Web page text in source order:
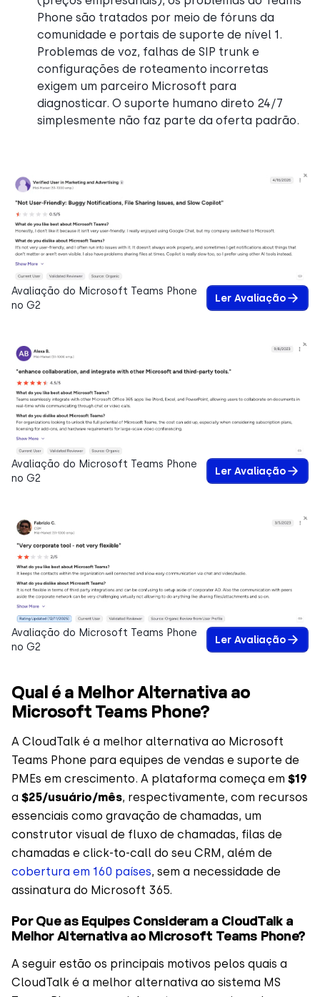
Phone são tratados por meio de fóruns da
comunidade e portais de suporte de nível 1.
Problemas de voz, falhas de SIP trunk e
configurações de roteamento incorretas
exigem um parceiro Microsoft para
diagnosticar. O suporte humano direto 24/7
simplesmente não faz parte da oferta padrão.
Avaliação do Microsoft Teams Phone
no G2
Ler Avaliação
Avaliação do Microsoft Teams Phone
no G2
Ler Avaliação
Avaliação do Microsoft Teams Phone
no G2
Ler Avaliação
Qual é a Melhor Alternativa ao
Microsoft Teams Phone?
A CloudTalk é a melhor alternativa ao Microsoft
Teams Phone para equipes de vendas e suporte de
PMEs em crescimento. A plataforma começa em $19
a $25/usuário/mês, respectivamente, com recursos
essenciais como gravação de chamadas, um
construtor visual de fluxo de chamadas, filas de
chamadas e click-to-call do seu CRM, além de
cobertura em 160 países, sem a necessidade de
assinatura do Microsoft 365.
Por Que as Equipes Consideram a CloudTalk a
Melhor Alternativa ao Microsoft Teams Phone?
A seguir estão os principais motivos pelos quais a
CloudTalk é a melhor alternativa ao sistema MS